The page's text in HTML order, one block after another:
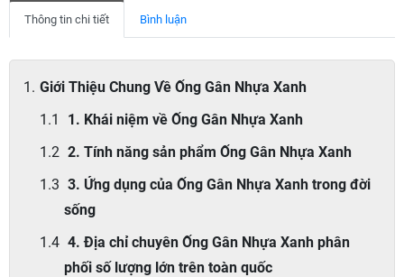
Thông tin chi tiết Bình luận
Giới Thiệu Chung Về Ống Gân Nhựa Xanh
1. Khái niệm về Ống Gân Nhựa Xanh
2. Tính năng sản phẩm Ống Gân Nhựa Xanh
3. Ứng dụng của Ống Gân Nhựa Xanh trong đời
sống
4. Địa chỉ chuyên Ống Gân Nhựa Xanh phân
phối số lượng lớn trên toàn quốc